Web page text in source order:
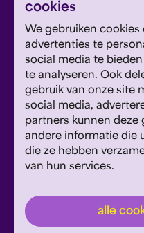
cookies
We gebruiken
advertenties te
social media te
te analyseren. Ook
gebruik van onze site
social media,
partners kunnen deze
andere informatie die
die ze hebben
van hun services.
alle
Google's Privacyverklaring
van toepassing.
Geef om Philzuid en
steun ons
privacyverklaring
website door exitable